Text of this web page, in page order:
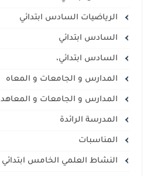
الرياضيات السادس ابتدائي
السادس ابتدائي
السادس ابتدائي،
المدارس و الجامعات و المعاه
المدارس و الجامعات و المعاهد
المدرسة الرائدة
المناسبات
النشاط العلمي الخامس ابتدائي